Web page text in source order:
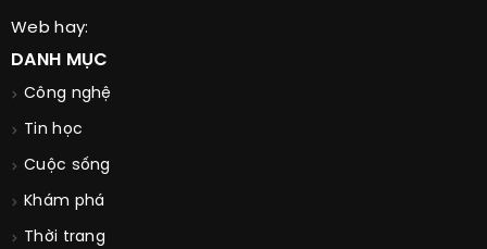
Web hay:
DANH MỤC
Công nghệ
Tin học
Cuộc sống
Khám phá
Thời trang